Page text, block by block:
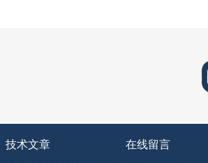
技术文章 在线留言